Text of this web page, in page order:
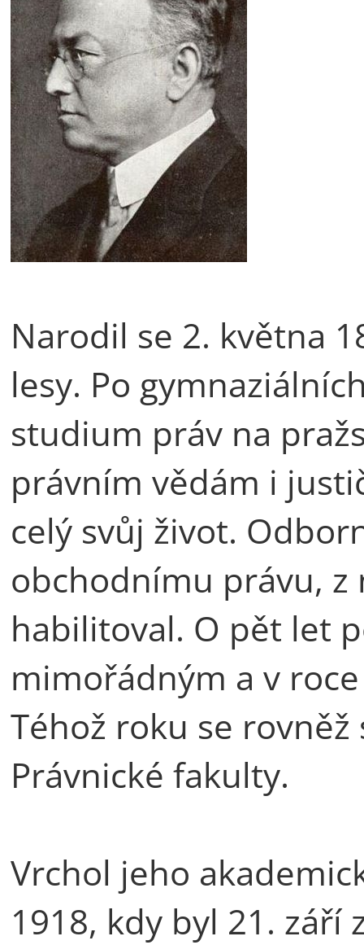
Narodil se 2. května
lesy. Po
studium práv na
právním vědám i
celý svůj život.
obchodnímu právu, z
habilitoval. O pět let
mimořádným a v
Téhož roku se
Právnické fakulty.
Vrchol jeho
1918, kdy byl 21. září